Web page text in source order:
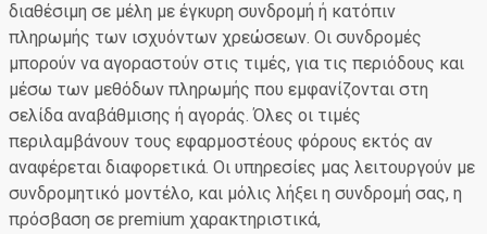
διαθέσιμη σε μέλη με έγκυρη συνδρομή ή κατόπιν
πληρωμής των ισχυόντων χρεώσεων. Οι συνδρομές
μπορούν να αγοραστούν στις τιμές, για τις περιόδους και
μέσω των μεθόδων πληρωμής που εμφανίζονται στη
σελίδα αναβάθμισης ή αγοράς. Όλες οι τιμές
περιλαμβάνουν τους εφαρμοστέους φόρους εκτός αν
αναφέρεται διαφορετικά. Οι υπηρεσίες μας λειτουργούν με
συνδρομητικό μοντέλο, και μόλις λήξει η συνδρομή σας, η
πρόσβαση σε premium χαρακτηριστικά,